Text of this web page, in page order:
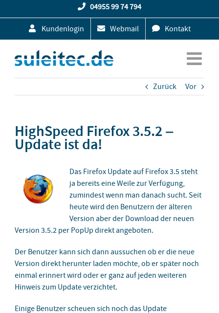
Inhalt
04955 99 74 794
Kundenlogin Webmail Kontakt
Zurück Vor
HighSpeed Firefox 3.5.2 –
Update ist da!
Das Firefox Update auf Firefox 3.5 steht
ja bereits eine Weile zur Verfügung,
zumindest wenn man danach sucht. Seit
heute wird den Benutzern der älteren
Version aber der Download der neuen
Version 3.5.2 per PopUp direkt angeboten.
Der Benutzer kann sich dann aussuchen ob er die neue
Version direkt herunter laden möchte, ob er später noch
einmal erinnert wird oder er ganz auf jeden weiteren
Hinweis zum Update verzichtet.
Einige Benutzer scheuen sich noch das Update